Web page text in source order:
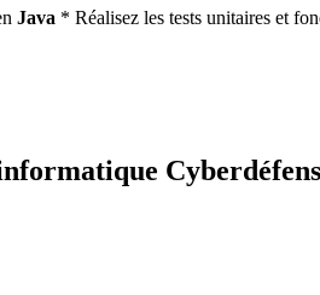
Java * Réalisez les tests unitaires et